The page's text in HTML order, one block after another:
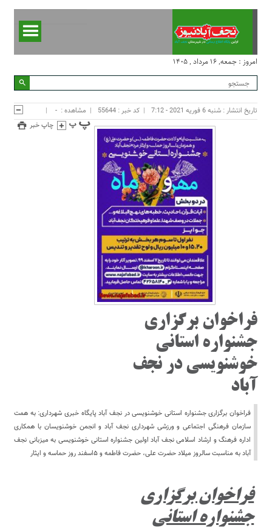
امروز : جمعه, ۱۶ مرداد , ۱۴۰۵
تاریخ انتشار : شنبه 6 فوریه 2021 - 7:12 کد خبر : 55644 مشاهده : -
چاپ خبر
فراخوان برگزاری
جشنواره استانی
خوشنویسی در نجف
آباد
فراخوان برگزاری جشنواره استانی خوشنویسی در نجف آباد پایگاه خبری شهرداری: به همت
سازمان فرهنگی اجتماعی و ورزشی شهرداری نجف آباد و انجمن خوشنویسان با همکاری
اداره فرهنگ و ارشاد اسلامی نجف آباد اولین جشنواره استانی خوشنویسی به میزبانی نجف
آباد به مناسبت سالروز میلاد حضرت علی، حضرت فاطمه و ۵اسفند روز حماسه و ایثار
فراخوان برگزاری
جشنواره استانی